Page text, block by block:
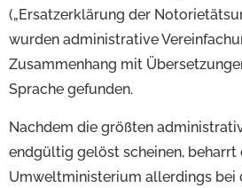
(„Ersatzerklärung der
wurden administrative
Zusammenhang mit
Sprache gefunden.
Nachdem die größten
endgültig gelöst scheinen, beharrt
Umweltministerium allerdings bei